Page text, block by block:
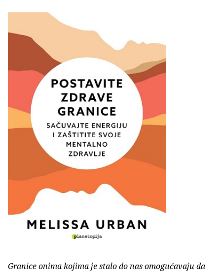
Granice onima kojima je stalo do nas omogućavaju da